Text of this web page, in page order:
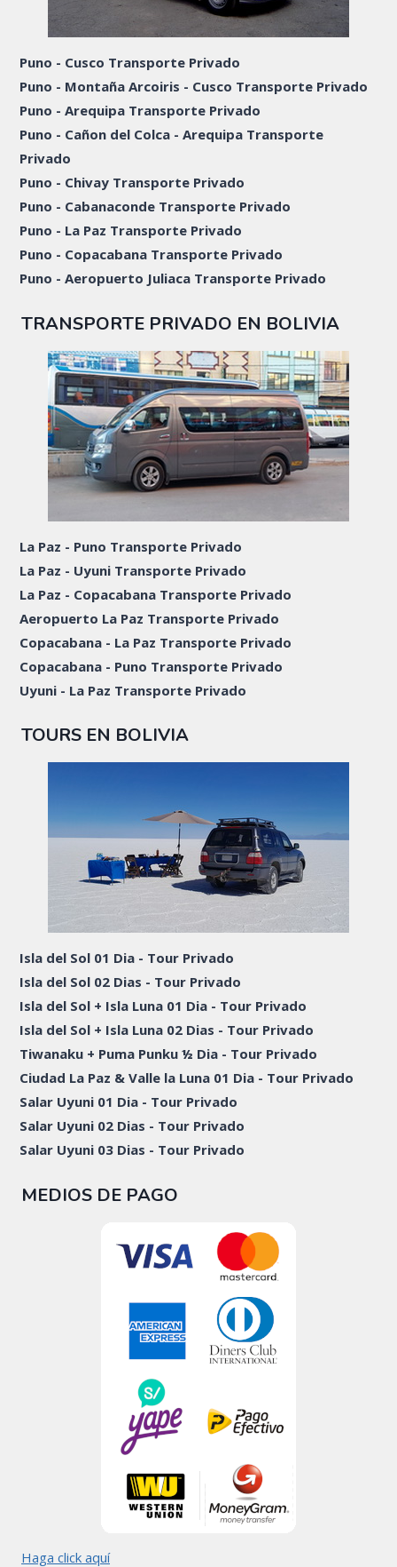
Puno - Cusco Transporte Privado
Puno - Montaña Arcoiris - Cusco Transporte Privado
Puno - Arequipa Transporte Privado
Puno - Cañon del Colca - Arequipa Transporte
Privado
Puno - Chivay Transporte Privado
Puno - Cabanaconde Transporte Privado
Puno - La Paz Transporte Privado
Puno - Copacabana Transporte Privado
Puno - Aeropuerto Juliaca Transporte Privado
TRANSPORTE PRIVADO EN BOLIVIA
La Paz - Puno Transporte Privado
La Paz - Uyuni Transporte Privado
La Paz - Copacabana Transporte Privado
Aeropuerto La Paz Transporte Privado
Copacabana - La Paz Transporte Privado
Copacabana - Puno Transporte Privado
Uyuni - La Paz Transporte Privado
TOURS EN BOLIVIA
Isla del Sol 01 Dia - Tour Privado
Isla del Sol 02 Dias - Tour Privado
Isla del Sol + Isla Luna 01 Dia - Tour Privado
Isla del Sol + Isla Luna 02 Dias - Tour Privado
Tiwanaku + Puma Punku ½ Dia - Tour Privado
Ciudad La Paz & Valle la Luna 01 Dia - Tour Privado
Salar Uyuni 01 Dia - Tour Privado
Salar Uyuni 02 Dias - Tour Privado
Salar Uyuni 03 Dias - Tour Privado
MEDIOS DE PAGO
Haga click aquí